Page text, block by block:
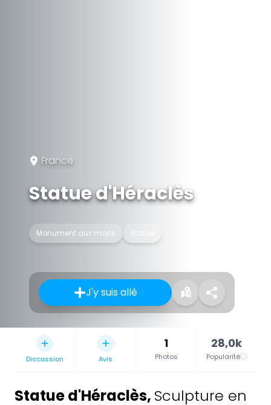
France
Statue d'Héraclès
Monument aux morts Statue
J'y suis allé
Discussion Avis
1
Photos
28,0k
Popularité
Statue d'Héraclès, Sculpture en